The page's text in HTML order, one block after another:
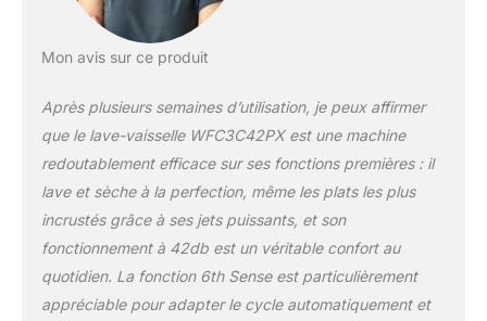
Mon avis sur ce produit
Après plusieurs semaines d’utilisation, je peux affirmer
que le lave-vaisselle WFC3C42PX est une machine
redoutablement efficace sur ses fonctions premières : il
lave et sèche à la perfection, même les plats les plus
incrustés grâce à ses jets puissants, et son
fonctionnement à 42db est un véritable confort au
quotidien. La fonction 6th Sense est particulièrement
appréciable pour adapter le cycle automatiquement et